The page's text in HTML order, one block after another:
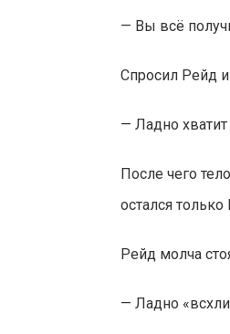
— Вы всё
Спросил Рейд
— Ладно хватит
После чего
остался только
Рейд молча
— Ладно